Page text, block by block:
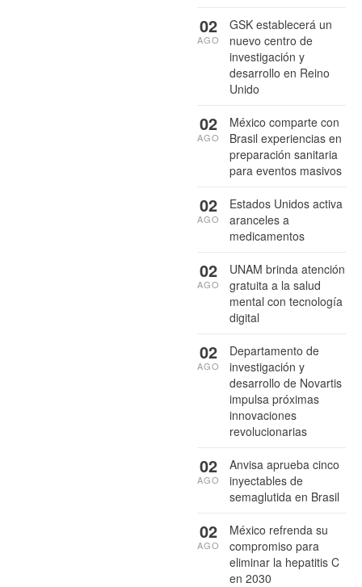
GSK establecerá un
nuevo centro de
investigación y
desarrollo en Reino
Unido
02
AGO
México comparte con
Brasil experiencias en
preparación sanitaria
para eventos masivos
02
AGO
Estados Unidos activa
aranceles a
medicamentos
02
AGO
UNAM brinda atención
gratuita a la salud
mental con tecnología
digital
02
AGO
Departamento de
investigación y
desarrollo de Novartis
impulsa próximas
innovaciones
revolucionarias
02
AGO
Anvisa aprueba cinco
inyectables de
semaglutida en Brasil
02
AGO
México refrenda su
compromiso para
eliminar la hepatitis C
en 2030
02
AGO